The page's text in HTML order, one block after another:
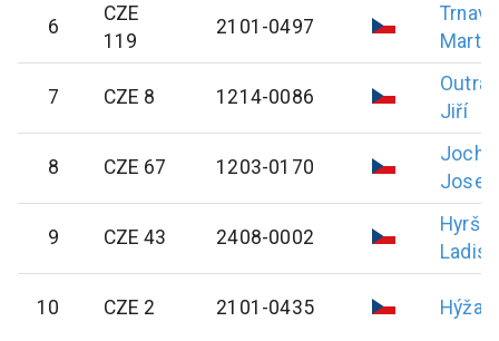
6
CZE
119
2101-0497
Martin
7 CZE 8 1214-0086
Jiří
8 CZE 67 1203-0170
Josef
9 CZE 43 2408-0002
Hyrš
10 CZE 2 2101-0435 Hýža